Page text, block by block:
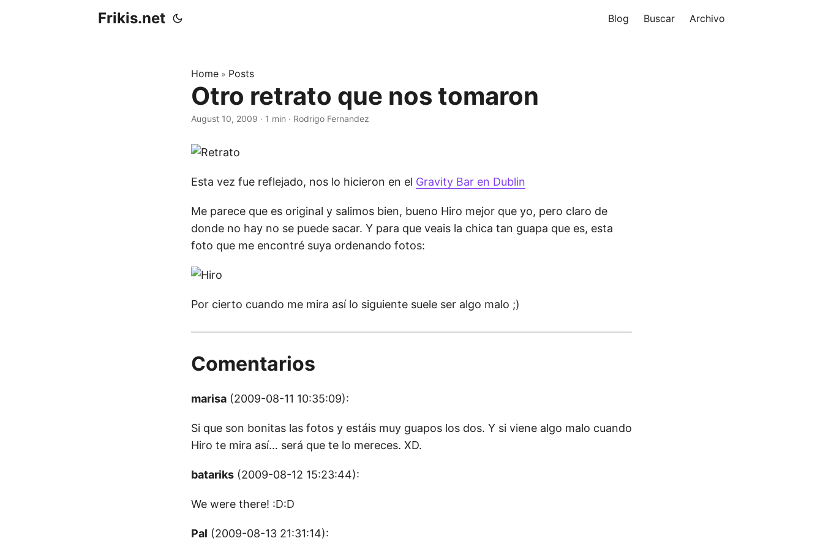
Frikis.net Blog Buscar Archivo
Home » Posts
Otro retrato que nos tomaron
August 10, 2009 · 1 min · Rodrigo Fernandez
Esta vez fue reflejado, nos lo hicieron en el Gravity Bar en Dublin
Me parece que es original y salimos bien, bueno Hiro mejor que yo, pero claro de
donde no hay no se puede sacar. Y para que veais la chica tan guapa que es, esta
foto que me encontré suya ordenando fotos:
Por cierto cuando me mira así lo siguiente suele ser algo malo ;)
Comentarios
marisa (2009-08-11 10:35:09):
Si que son bonitas las fotos y estáis muy guapos los dos. Y si viene algo malo cuando
Hiro te mira así… será que te lo mereces. XD.
batariks (2009-08-12 15:23:44):
We were there! :D:D
Pal (2009-08-13 21:31:14):